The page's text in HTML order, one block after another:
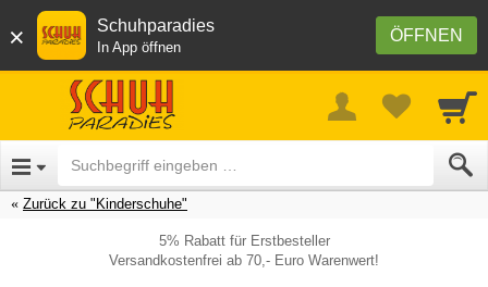
× ÖFFNEN
Schuhparadies
In App öffnen
Zurück zu "Kinderschuhe"
5% Rabatt für Erstbesteller
Versandkostenfrei ab 70,- Euro Warenwert!